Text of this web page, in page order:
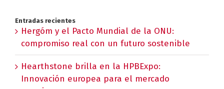
Entradas recientes
Hergóm y el Pacto Mundial de la ONU:
compromiso real con un futuro sostenible
Hearthstone brilla en la HPBExpo:
Innovación europea para el mercado